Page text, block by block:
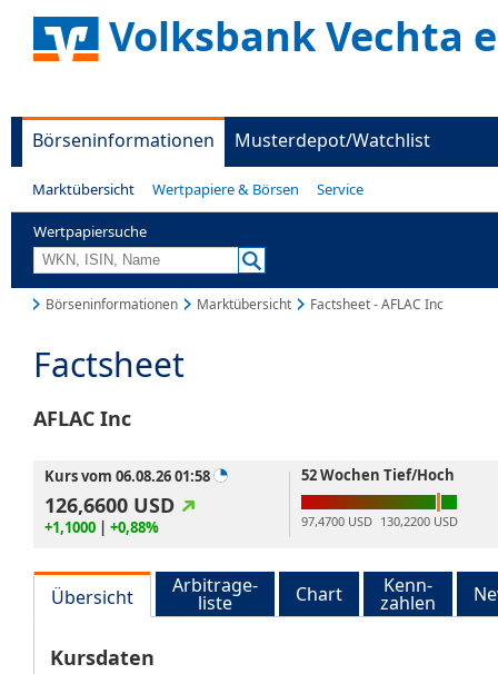
Volksbank Vechta
Börseninformationen Musterdepot/Watchlist
Marktübersicht Wertpapiere & Börsen Service
Wertpapiersuche
Börseninformationen Marktübersicht Factsheet - AFLAC Inc
Factsheet
AFLAC Inc
Kurs vom 06.08.26 01:58
126,6600 USD
+1,1000 | +0,88%
52 Wochen Tief/Hoch
97,4700 USD 130,2200 USD
Übersicht Arbitrage-
liste Chart Kenn-
zahlen
Kursdaten